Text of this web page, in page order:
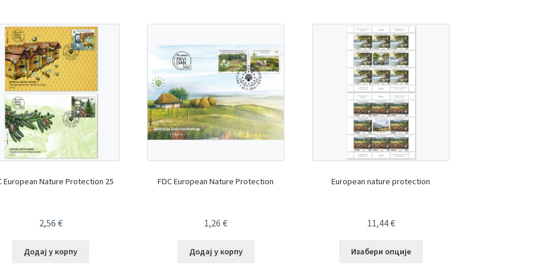
European Nature Protection 25
2,56 €
Додај у корпу
FDC European Nature Protection
1,26€
Додај у корпу
European nature protection
11,44€
Изабери опције